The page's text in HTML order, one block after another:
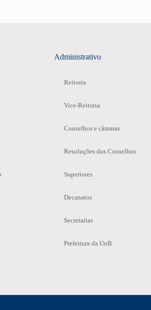
Administrativo
Reitoria
Vice-Reitoria
Conselhos e câmaras
Resoluções dos Conselhos
Superiores
Decanatos
Secretarias
Prefeitura da UnB